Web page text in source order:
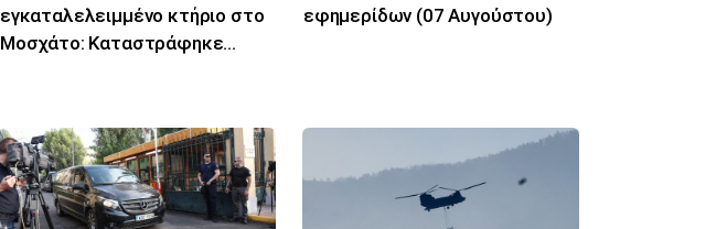
εγκαταλελειμμένο κτήριο στο
Μοσχάτο: Καταστράφηκε
εφημερίδων (07 Αυγούστου)